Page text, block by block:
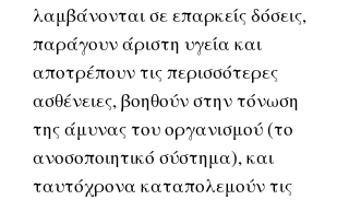
λαμβάνονται σε επαρκείς δόσεις,
παράγουν άριστη υγεία και
αποτρέπουν τις περισσότερες
ασθένειες, βοηθούν στην τόνωση
της άμυνας του οργανισμού (το
ανοσοποιητικό σύστημα), και
ταυτόχρονα καταπολεμούν τις